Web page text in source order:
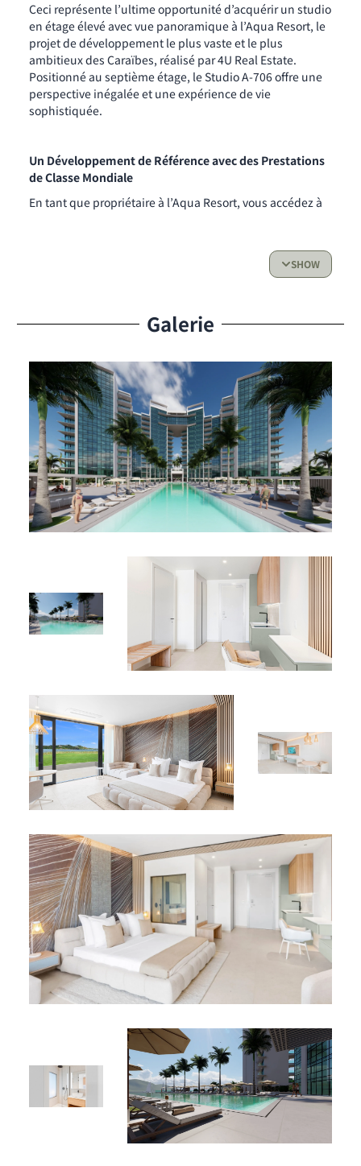
Ceci représente l’ultime opportunité d’acquérir un studio
en étage élevé avec vue panoramique à l’Aqua Resort, le
projet de développement le plus vaste et le plus
ambitieux des Caraïbes, réalisé par 4U Real Estate.
Positionné au septième étage, le Studio A-706 offre une
perspective inégalée et une expérience de vie
sophistiquée.
Un Développement de Référence avec des Prestations
de Classe Mondiale
En tant que propriétaire à l’Aqua Resort, vous accédez à
Piscine Olympique : Pour la détente et l’activité
Terrain de Padel Ultramoderne : Une installation
récréative de premier plan.
culinaires variées.
Marina Privée : Accès direct au lagon et à la mer.
Un Actif Stratégique dans un Emplacement de Premier
Ordre
Proposé à 290 000 $, le studio A-706 de 45 m² constitue
un investissement final des plus attractifs. La propriété
est située dans un emplacement très prisé, à quelques
instants des plages de Mullet Bay et de Simpson Bay, des
exclusive au sein de ce projet phare garantit un fort
potentiel de plus-value et une demande locative élevée.
C’est votre dernière chance d’investir dans un studio en
étage élevé de ce standing. La combinaison de sa
situation au 7ème étage, de ses vues panoramiques, de
ses nombreuses commodités et du prestige du projet
Aqua Resort fait du Studio A-706 un bien véritablement
Contactez 4U Real Estate dès aujourd’hui
pour saisir
cette dernière opportunité ou pour planifier une
consultation privée.
SHOW
Galerie